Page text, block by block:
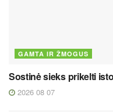
GAMTA IR ŽMOGUS
Sostinė sieks prikelti
2026 08 07